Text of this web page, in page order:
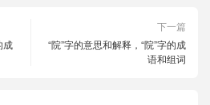
成
下一篇
“院”字的意思和解释，“院”字的成
语和组词